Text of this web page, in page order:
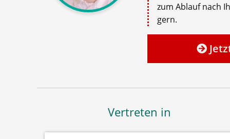
zum Ablauf nach
gern.
Vertreten in